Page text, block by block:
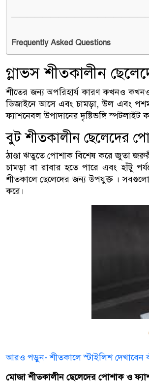
Frequently Asked Questions
গ্লাভস শীতকালীন
শীতের জন্য অপরিহার্য কারণ কখনও কখনও
ডিজাইনে আসে এবং চামড়া, উল এবং পশম
ফ্যাশনেবল উপাদানের দৃষ্টিভঙ্গি স্পটলাইট
বুট শীতকালীন ছেলেদের
ঠাণ্ডা ঋতুতে পোশাক বিশেষ করে জুতা
চামড়া বা রাবার হতে পারে এবং হাঁটু
শীতকালে ছেলেদের জন্য উপযুক্ত । সবগুলো
করে।
আরও পড়ুন- শীতকালে স্টাইলিশ দেখাবেন
মোজা শীতকালীন ছেলেদের পোশাক ও